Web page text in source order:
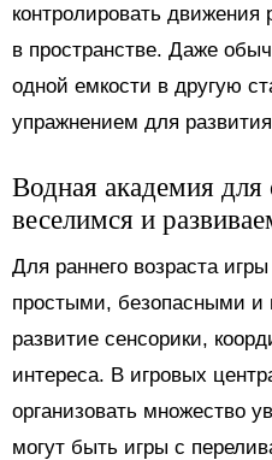
контролировать движения
в пространстве. Даже
одной емкости в другую
упражнением для
Водная академия
веселимся и
Для раннего возраста
простыми, безопасными и
развитие сенсорики,
интереса. В игровых
организовать множество
могут быть игры с